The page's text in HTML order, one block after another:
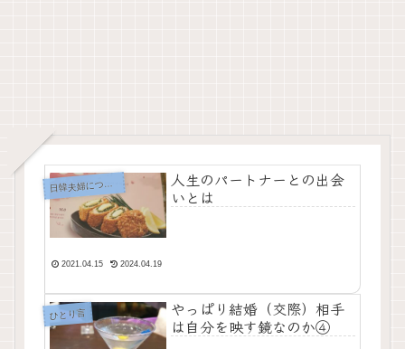
日
韓夫婦について
人生のパートナーとの出会
いとは
2021.04.15 2024.04.19
ひとり言
やっぱり結婚（交際）相手
は自分を映す鏡なのか④